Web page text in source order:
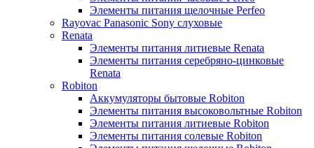
Элементы питания щелочные Perfeo
Rayovac Panasonic Sony слуховые
Renata
Элементы питания литиевые Renata
Элементы питания серебряно-цинковые
Renata
Robiton
Аккумуляторы бытовые Robiton
Элементы питания высоковольтные Robiton
Элементы питания литиевые Robiton
Элементы питания солевые Robiton